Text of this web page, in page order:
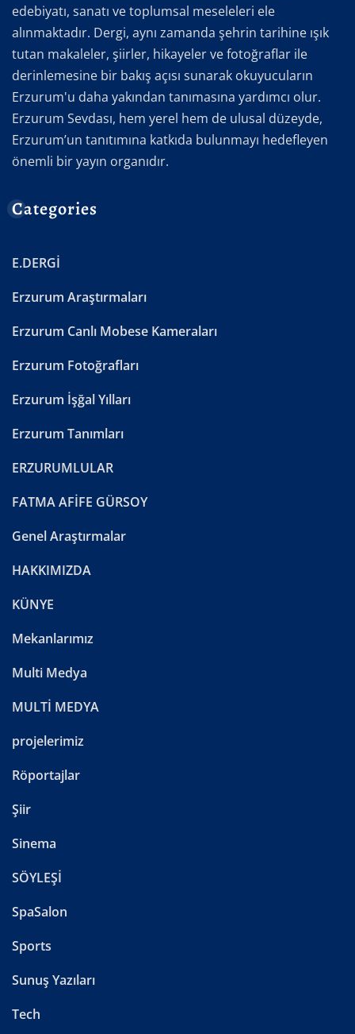
edebiyatı, sanatı ve toplumsal meseleleri ele
alınmaktadır. Dergi, aynı zamanda şehrin tarihine ışık
tutan makaleler, şiirler, hikayeler ve fotoğraflar ile
derinlemesine bir bakış açısı sunarak okuyucuların
Erzurum'u daha yakından tanımasına yardımcı olur.
Erzurum Sevdası, hem yerel hem de ulusal düzeyde,
Erzurum’un tanıtımına katkıda bulunmayı hedefleyen
önemli bir yayın organıdır.
Categories
E.DERGİ
Erzurum Araştırmaları
Erzurum Canlı Mobese Kameraları
Erzurum Fotoğrafları
Erzurum İşğal Yılları
Erzurum Tanımları
ERZURUMLULAR
FATMA AFİFE GÜRSOY
Genel Araştırmalar
HAKKIMIZDA
KÜNYE
Mekanlarımız
Multi Medya
MULTİ MEDYA
projelerimiz
Röportajlar
Şiir
Sinema
SÖYLEŞİ
SpaSalon
Sports
Sunuş Yazıları
Tech